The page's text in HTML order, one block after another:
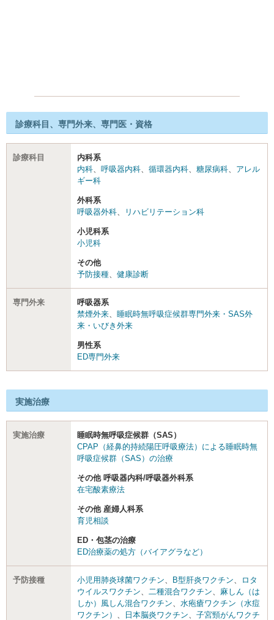
診療科目、専門外来、専門医・資格
診療科目
内科系
内科
呼吸器内科 循環器内科 糖尿病科
アレル
ギー科
外科系
呼吸器外科
リハビリテーション科
小児科系
小児科
その他
予防接種
健康診断
専門外来
呼吸器系
禁煙外来
睡眠時無呼吸症候群専門外来・SAS外
来・いびき外来
男性系
ED専門外来
実施治療
実施治療
睡眠時無呼吸症候群（SAS）
CPAP（経鼻的持続陽圧呼吸療法）による睡眠時無
呼吸症候群（SAS）の治療
その他 呼吸器内科/呼吸器外科系
在宅酸素療法
その他 産婦人科系
育児相談
ED・包茎の治療
ED治療薬の処方（バイアグラなど）
予防接種 小児用肺炎球菌ワクチン B型肝炎ワクチン
ロタ
ウイルスワクチン
二種混合ワクチン
麻しん（は
しか）風しん混合ワクチン
水疱瘡ワクチン（水痘
ワクチン）
日本脳炎ワクチン
子宮頸がんワクチ